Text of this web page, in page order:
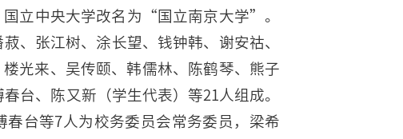
立中央大学改名为“国立南京大学”。
、张江树、涂长望、钱钟韩、谢安祜、
光来、吴传颐、韩儒林、陈鹤琴、熊子
台、陈又新（学生代表）等21人组成。
台等7人为校务委员会常务委员，梁希